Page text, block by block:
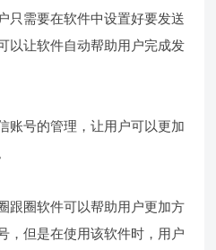
只需要在软件中设置好要发送
以让软件自动帮助用户完成发
账号的管理，让用户可以更加
跟圈软件可以帮助用户更加方
，但是在使用该软件时，用户